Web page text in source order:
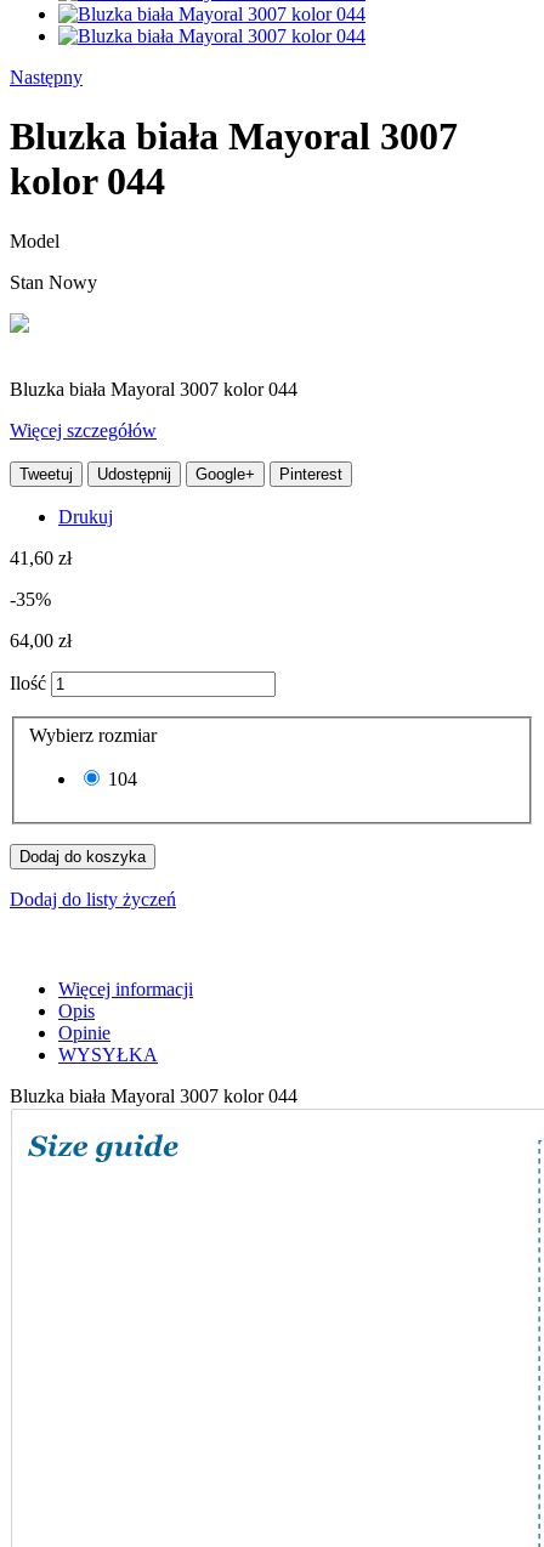
Następny
Bluzka biała Mayoral 3007
kolor 044
Model
Stan Nowy
Bluzka biała Mayoral 3007 kolor 044
Więcej szczegółów
Tweetuj Udostępnij Google+ Pinterest
Drukuj
41,60 zł
-35%
64,00 zł
Ilość
Wybierz rozmiar
104
Dodaj do koszyka
Dodaj do listy życzeń
Więcej informacji
Opis
Opinie
WYSYŁKA
Bluzka biała Mayoral 3007 kolor 044